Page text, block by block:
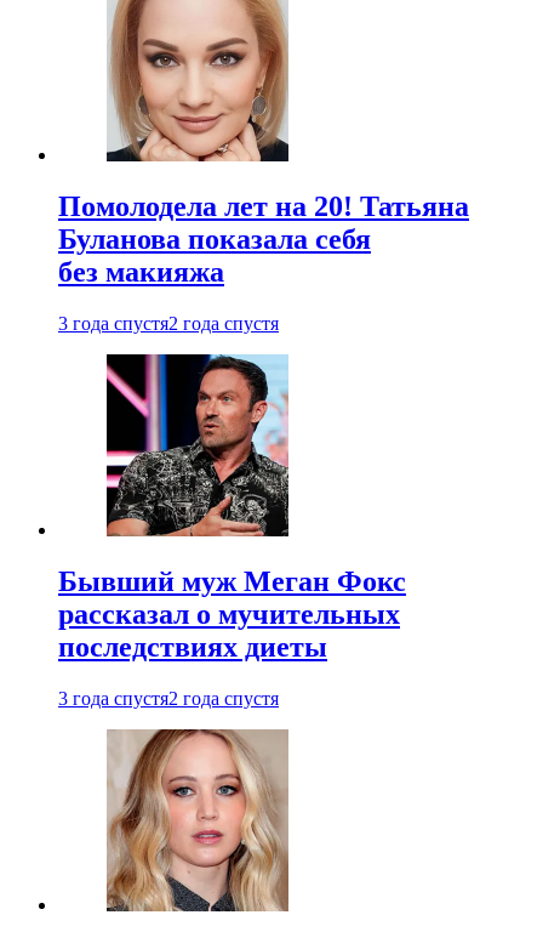
Помолодела лет на 20! Татьяна
Буланова показала себя
без макияжа
3 года спустя2 года спустя
Бывший муж Меган Фокс
рассказал о мучительных
последствиях диеты
3 года спустя2 года спустя